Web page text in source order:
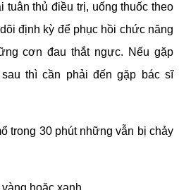
tuân thủ điều trị, uống thuốc theo
định kỳ để phục hồi chức năng
cơn đau thắt ngực. Nếu gặp
thì cần phải đến gặp bác sĩ
trong 30 phút những vẫn bị chảy
hoặc xanh